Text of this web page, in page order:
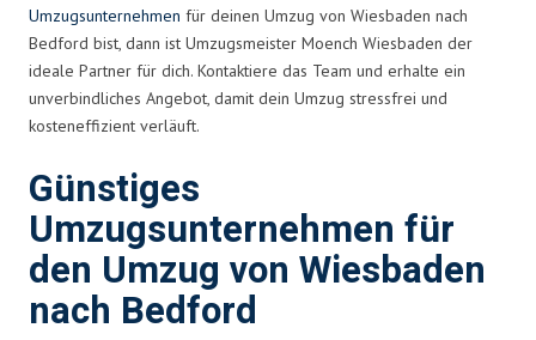
Umzugsunternehmen für deinen Umzug von Wiesbaden nach
Bedford bist, dann ist Umzugsmeister Moench Wiesbaden der
ideale Partner für dich. Kontaktiere das Team und erhalte ein
unverbindliches Angebot, damit dein Umzug stressfrei und
kosteneffizient verläuft.
Günstiges
Umzugsunternehmen für
den Umzug von Wiesbaden
nach Bedford